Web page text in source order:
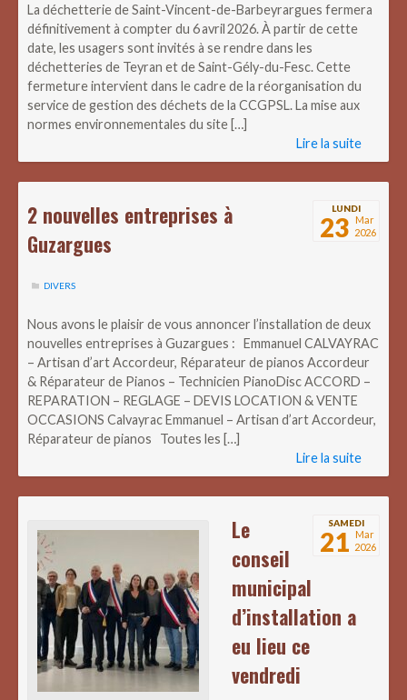
La déchetterie de Saint-Vincent-de-Barbeyrargues fermera
définitivement à compter du 6 avril 2026. À partir de cette
date, les usagers sont invités à se rendre dans les
déchetteries de Teyran et de Saint-Gély-du-Fesc. Cette
fermeture intervient dans le cadre de la réorganisation du
service de gestion des déchets de la CCGPSL. La mise aux
normes environnementales du site […]
Lire la suite
LUNDI
23 Mar
2026
2 nouvelles entreprises à
Guzargues
DIVERS
Nous avons le plaisir de vous annoncer l’installation de deux
nouvelles entreprises à Guzargues : Emmanuel CALVAYRAC
– Artisan d’art Accordeur, Réparateur de pianos Accordeur
& Réparateur de Pianos – Technicien PianoDisc ACCORD –
REPARATION – REGLAGE – DEVIS LOCATION & VENTE
OCCASIONS Calvayrac Emmanuel – Artisan d’art Accordeur,
Réparateur de pianos Toutes les […]
Lire la suite
SAMEDI
21 Mar
2026
Le
conseil
municipal
d’installation a
eu lieu ce
vendredi